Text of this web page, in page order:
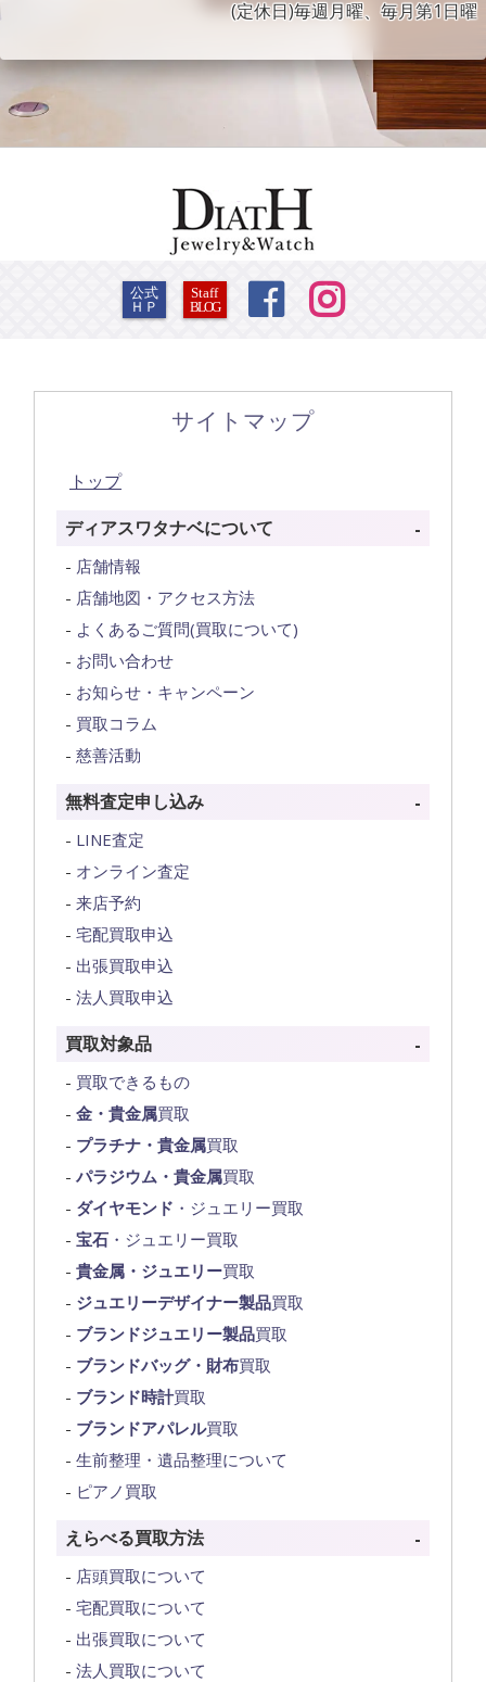
(定休日)毎週月曜、毎月第1日曜
公式
ＨＰ
Staff
BLOG
 
サイトマップ
トップ
ディアスワタナベについて
店舗情報
店舗地図・アクセス方法
よくあるご質問(買取について)
お問い合わせ
お知らせ・キャンペーン
買取コラム
慈善活動
無料査定申し込み
LINE査定
オンライン査定
来店予約
宅配買取申込
出張買取申込
法人買取申込
買取対象品
買取できるもの
金・貴金属買取
プラチナ・貴金属買取
パラジウム・貴金属買取
ダイヤモンド ・ジュエリー買取
宝石 ・ジュエリー買取
貴金属・ジュエリー買取
ジュエリーデザイナー製品買取
ブランドジュエリー製品買取
ブランドバッグ・財布買取
ブランド時計買取
ブランドアパレル買取
生前整理・遺品整理について
ピアノ買取
えらべる買取方法
店頭買取について
宅配買取について
出張買取について
法人買取について